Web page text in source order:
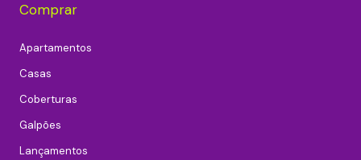
Comprar
Apartamentos
Casas
Coberturas
Galpões
Lançamentos